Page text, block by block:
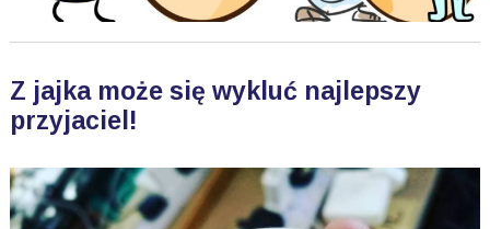
Z jajka może się wykluć najlepszy
przyjaciel!